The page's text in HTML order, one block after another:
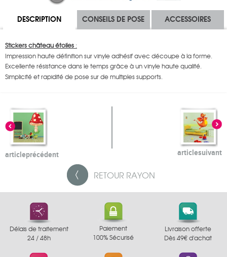
DESCRIPTION CONSEILS DE POSE ACCESSOIRES
Stickers château étoiles :
Impression haute définition sur vinyle adhésif avec découpe à la forme.
Excellente résistance dans le temps grâce à un vinyle haute qualité.
Simplicité et rapidité de pose sur de multiples supports.
articleprécédent articlesuivant
RETOUR RAYON
Délais de traitement
24 / 48h
Paiement
100% Sécurisé
Livraison offerte
Dès 49€ d'achat